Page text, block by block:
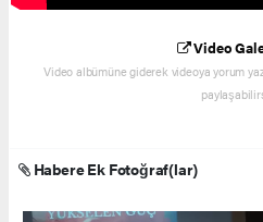
Video
Video albümüne giderek videoya yorum
Habere Ek Fotoğraf(lar)